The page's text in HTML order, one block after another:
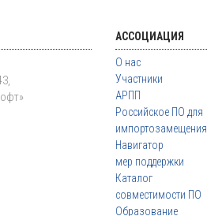
АССОЦИАЦИЯ
О нас
Участники
АРПП
Российское ПО для
импортозамещения
Навигатор
мер поддержки
Каталог
совместимости ПО
Образование